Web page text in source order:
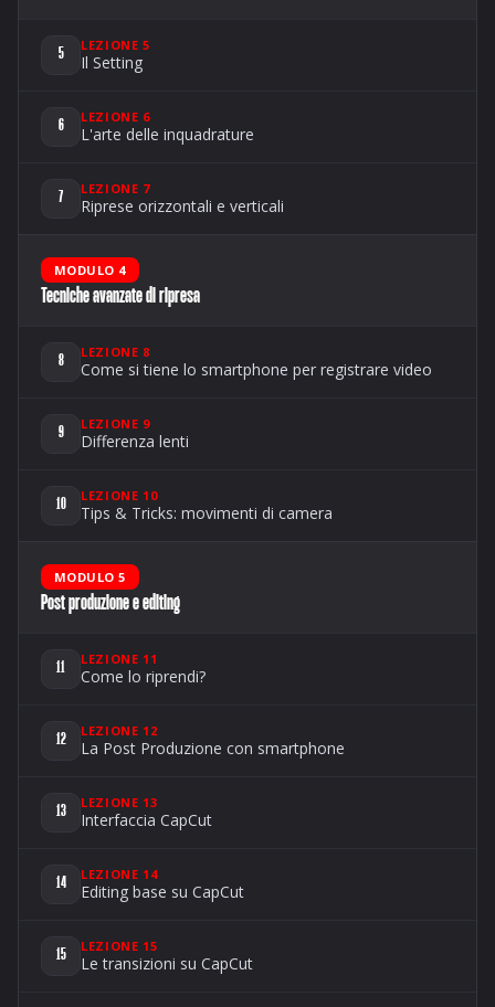
5
LEZIONE 5
Il Setting
6
LEZIONE 6
L'arte delle inquadrature
7
LEZIONE 7
Riprese orizzontali e verticali
MODULO 4
Tecniche avanzate di ripresa
8
LEZIONE 8
Come si tiene lo smartphone per registrare video
9
LEZIONE 9
Differenza lenti
10
LEZIONE 10
Tips & Tricks: movimenti di camera
MODULO 5
Post produzione e editing
11
LEZIONE 11
Come lo riprendi?
12
LEZIONE 12
La Post Produzione con smartphone
13
LEZIONE 13
Interfaccia CapCut
14
LEZIONE 14
Editing base su CapCut
15
LEZIONE 15
Le transizioni su CapCut